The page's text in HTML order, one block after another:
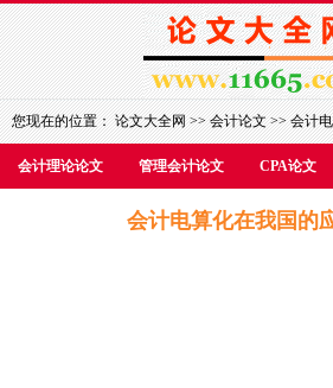
您现在的位置：论文大全网>>会计论文>>会计
会计理论论文 管理会计论文 CPA论文
会计电算化在我国的